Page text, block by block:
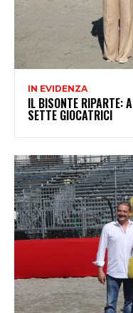
IN EVIDENZA
IL BISONTE RIPARTE:
SETTE GIOCATRICI